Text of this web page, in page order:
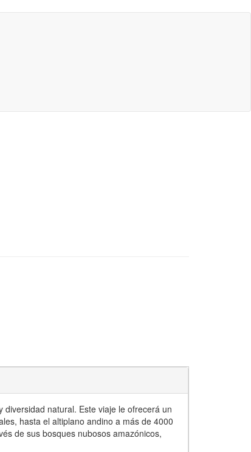
natural. Este viaje le ofrecerá un
hasta el altiplano andino a más de 4000
de sus bosques nubosos amazónicos,